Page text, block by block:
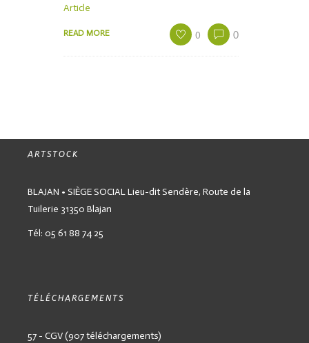
Article
READ MORE 0 0
ARTSTOCK
BLAJAN • SIÈGE SOCIALLieu-dit Sendère, Route de la
Tuilerie 31350 Blajan
Tél: 05 61 88 74 25
TÉLÉCHARGEMENTS
57 - CGV (907 téléchargements)